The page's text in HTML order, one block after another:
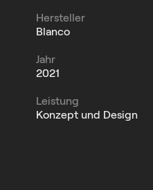
Hersteller
Blanco
Jahr
2021
Leistung
Konzept und Design